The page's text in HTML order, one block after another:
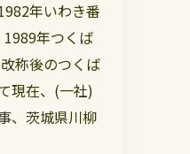
年いわき番
年つくば
称後のつくば
現在、(一社)
、茨城県川柳